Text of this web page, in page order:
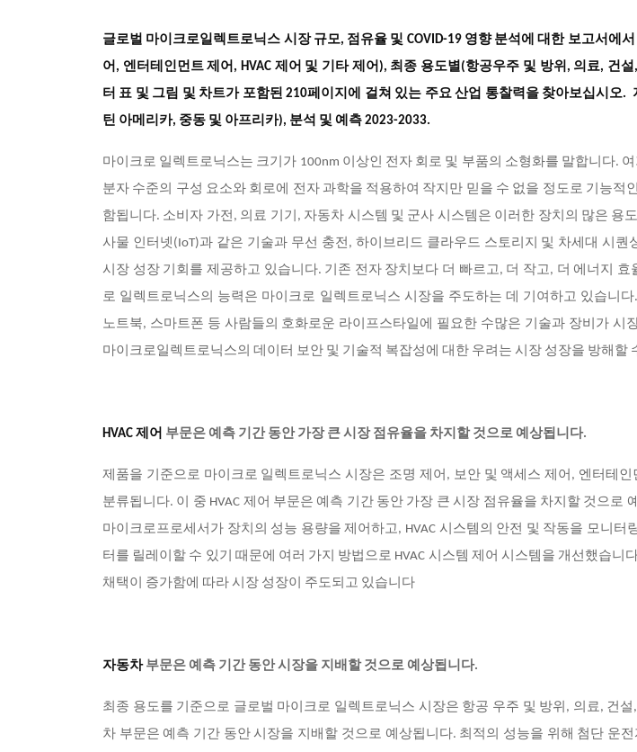
글로벌 마이크로일렉트로닉스 시장 규모, 점유율 및 COVID-19 영향 분석에 대한 보고서에
어, 엔터테인먼트 제어, HVAC 제어 및 기타 제어), 최종 용도별(항공우주 및 방위, 의료, 건
터 표 및 그림 및 차트가 포함된 210페이지에 걸쳐 있는 주요 산업 통찰력을 찾아보십시오.
틴 아메리카, 중동 및 아프리카), 분석 및 예측 2023-2033.
마이크로 일렉트로닉스는 크기가 100nm 이상인 전자 회로 및 부품의 소형화를 말합니다.
분자 수준의 구성 요소와 회로에 전자 과학을 적용하여 작지만 믿을 수 없을 정도로 기능적
함됩니다. 소비자 가전, 의료 기기, 자동차 시스템 및 군사 시스템은 이러한 장치의 많은 용
사물 인터넷(IoT)과 같은 기술과 무선 충전, 하이브리드 클라우드 스토리지 및 차세대 시퀀
시장 성장 기회를 제공하고 있습니다. 기존 전자 장치보다 더 빠르고, 더 작고, 더 에너지
로 일렉트로닉스의 능력은 마이크로 일렉트로닉스 시장을 주도하는 데 기여하고 있습니
노트북, 스마트폰 등 사람들의 호화로운 라이프스타일에 필요한 수많은 기술과 장비가 시
마이크로일렉트로닉스의 데이터 보안 및 기술적 복잡성에 대한 우려는 시장 성장을 방해할
HVAC 제어 부문은 예측 기간 동안 가장 큰 시장 점유율을 차지할 것으로 예상됩니다.
제품을 기준으로 마이크로 일렉트로닉스 시장은 조명 제어, 보안 및 액세스 제어, 엔터테인
분류됩니다. 이 중 HVAC 제어 부문은 예측 기간 동안 가장 큰 시장 점유율을 차지할 것으로
마이크로프로세서가 장치의 성능 용량을 제어하고, HVAC 시스템의 안전 및 작동을 모니터
터를 릴레이할 수 있기 때문에 여러 가지 방법으로 HVAC 시스템 제어 시스템을 개선했습니
채택이 증가함에 따라 시장 성장이 주도되고 있습니다
자동차 부문은 예측 기간 동안 시장을 지배할 것으로 예상됩니다.
최종 용도를 기준으로 글로벌 마이크로 일렉트로닉스 시장은 항공 우주 및 방위, 의료, 건
차 부문은 예측 기간 동안 시장을 지배할 것으로 예상됩니다. 최적의 성능을 위해 첨단 운